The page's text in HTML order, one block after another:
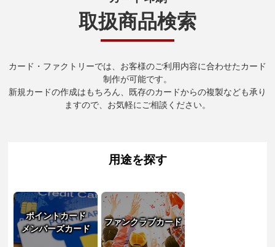
取扱商品検索
カード・ファクトリーでは、お客様のご利用内容に合わせたカード
制作が可能です。
新規カードの作成はもちろん、既存のカードからの複製なども承り
ますので、お気軽にご相談ください。
用途を探す
ポイントカード
メンバーズカード
ファンクラブカード